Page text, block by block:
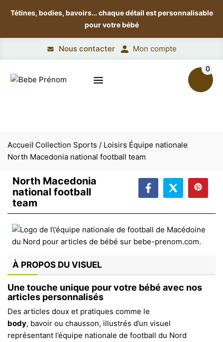
Tétines, bodies, bavoirs…chaque détail est personnalisable
pour votre bébé
Nous contacter Mon compte
0
Accueil Collection Sports / Loisirs Équipe nationale
North Macedonia national football team
North Macedonia
national football
team
À PROPOS DU VISUEL
Une touche unique pour votre bébé avec nos
articles personnalisés
Des articles doux et pratiques comme le
body, bavoir ou chausson, illustrés d’un visuel
représentant l’équipe nationale de football du Nord